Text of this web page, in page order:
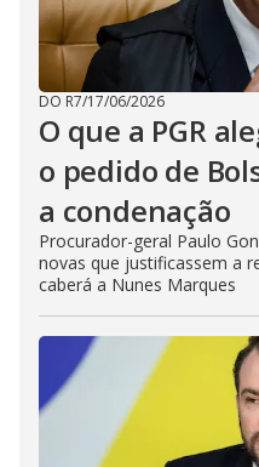
DO R7/17/06/2026
O que a PGR
o pedido de
a condenação
Procurador-geral Paulo
novas que justificassem a
caberá a Nunes Marques